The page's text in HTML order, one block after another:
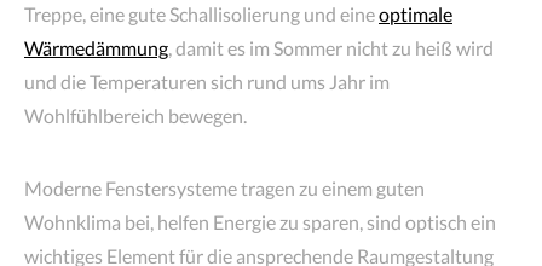
Treppe, eine gute Schallisolierung und eineoptimale
Wärmedämmung, damit es im Sommer nicht zu heiß wird
und die Temperaturen sich rund ums Jahr im
Wohlfühlbereich bewegen.
Moderne Fenstersysteme tragen zu einem guten
Wohnklima bei, helfen Energie zu sparen, sind optisch ein
wichtiges Element für die ansprechende Raumgestaltung